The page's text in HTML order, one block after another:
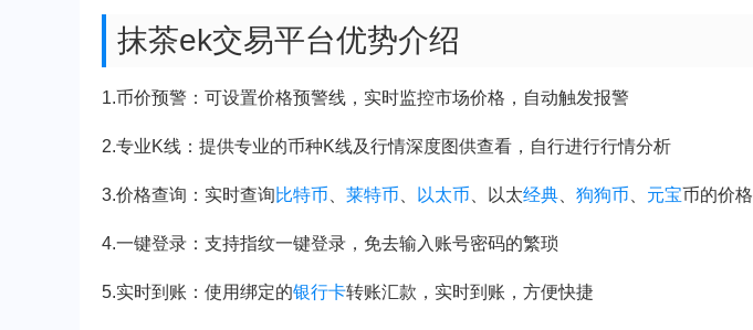
抹茶ek交易平台优势介绍
1.币价预警：可设置价格预警线，实时监控市场价格，自动触发报警
2.专业K线：提供专业的币种K线及行情深度图供查看，自行进行行情分析
3.价格查询：实时查询比特币 莱特币 以太币 、以太经典 狗狗币 元宝币的价格
4.一键登录：支持指纹一键登录，免去输入账号密码的繁琐
5.实时到账：使用绑定的银行卡转账汇款，实时到账，方便快捷